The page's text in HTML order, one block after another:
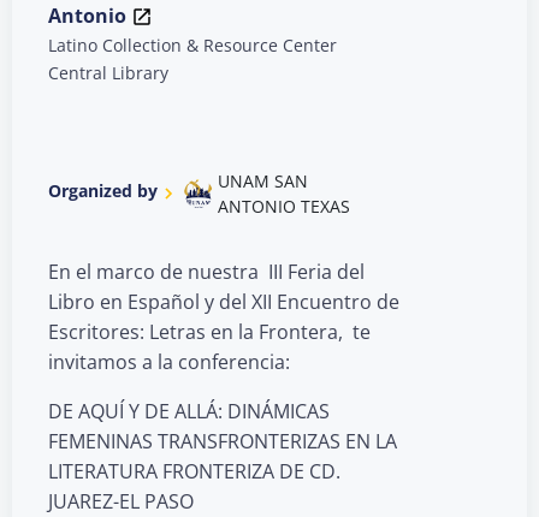
Antonio
Latino Collection & Resource Center
Central Library
Organized by
UNAM SAN
ANTONIO TEXAS
En el marco de nuestra III Feria del
Libro en Español y del XII Encuentro de
Escritores: Letras en la Frontera, te
invitamos a la conferencia:
DE AQUÍ Y DE ALLÁ: DINÁMICAS
FEMENINAS TRANSFRONTERIZAS EN LA
LITERATURA FRONTERIZA DE CD.
JUAREZ-EL PASO